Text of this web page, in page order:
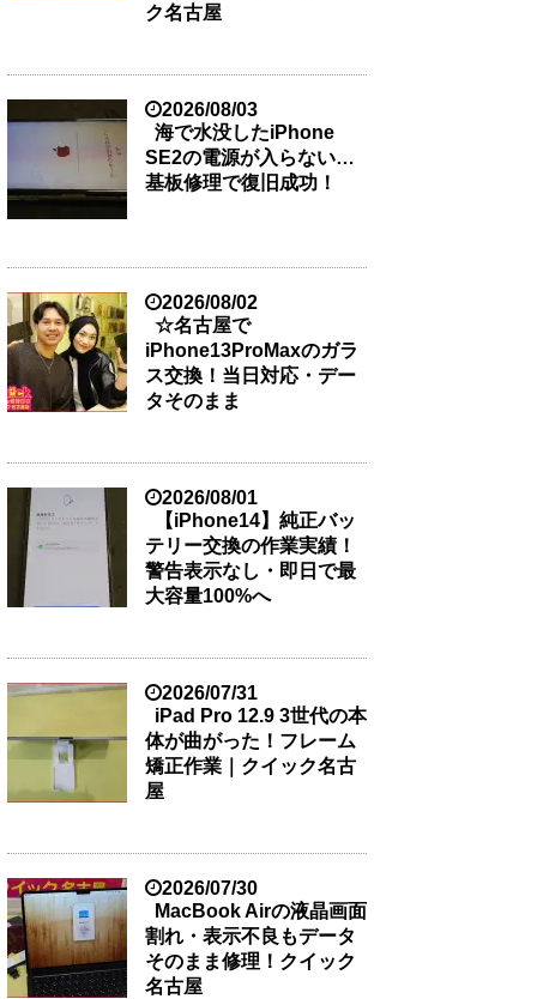
ク名古屋
2026/08/03
海で水没したiPhone
SE2の電源が入らない…
基板修理で復旧成功！
2026/08/02
☆名古屋で
iPhone13ProMaxのガラ
ス交換！当日対応・デー
タそのまま
2026/08/01
【iPhone14】純正バッ
テリー交換の作業実績！
警告表示なし・即日で最
大容量100%へ
2026/07/31
iPad Pro 12.9 3世代の本
体が曲がった！フレーム
矯正作業｜クイック名古
屋
2026/07/30
MacBook Airの液晶画面
割れ・表示不良もデータ
そのまま修理！クイック
名古屋